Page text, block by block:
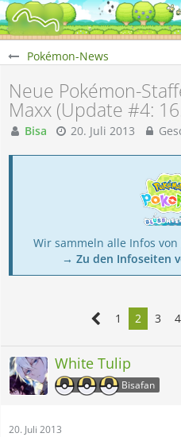
Pokémon-News
Neue Pokémon-
Maxx (Update #4:
Bisa 20. Juli 2013
Wir sammeln alle Infos
→ Zu den Infoseiten
1 2 3 4
White Tulip
Bisafan
20. Juli 2013